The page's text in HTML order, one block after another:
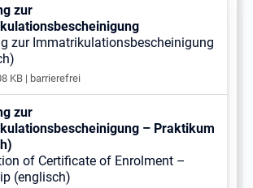
Tab
zur
zur Immatrikulationsbescheinigung
KB | barrierefrei
Tab
zur
– Praktikum
of Certificate of Enrolment –
(englisch)